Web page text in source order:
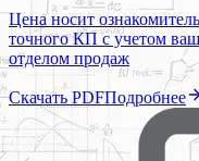
Цена носит
точного КП с учетом
отделом продаж
Скачать PDFПодробнее